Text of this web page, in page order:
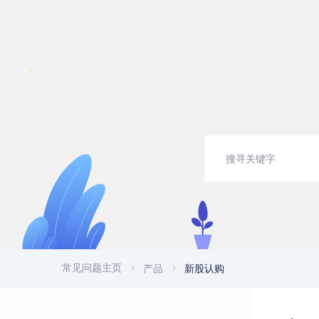
常见问题主页 产品 新股认购